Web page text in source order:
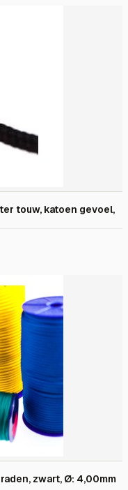
touw, katoen gevoel,
zwart, Ø: 4,00mm